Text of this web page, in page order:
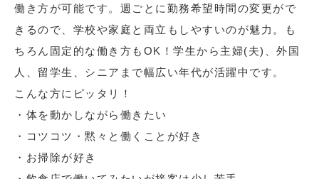
働き方が可能です。週ごとに勤務希望時間の変更がで
きるので、学校や家庭と両立もしやすいのが魅力。も
ちろん固定的な働き方もOK！学生から主婦(夫)、外国
人、留学生、シニアまで幅広い年代が活躍中です。
こんな方にピッタリ！
・体を動かしながら働きたい
・コツコツ・黙々と働くことが好き
・お掃除が好き